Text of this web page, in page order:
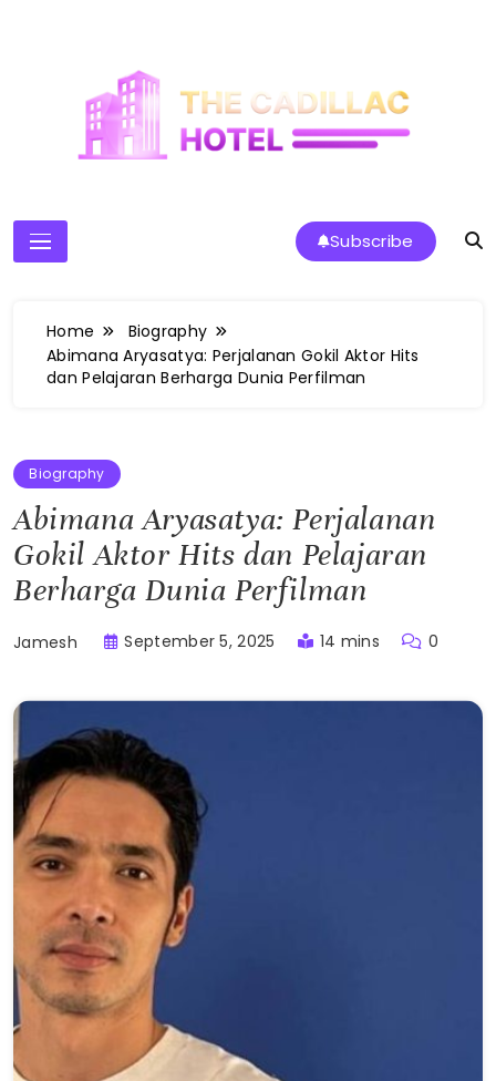
The Cadillac Hotel
Subscribe
Home
Biography
Abimana Aryasatya: Perjalanan Gokil Aktor Hits
dan Pelajaran Berharga Dunia Perfilman
Biography
Abimana Aryasatya: Perjalanan
Gokil Aktor Hits dan Pelajaran
Berharga Dunia Perfilman
Jamesh September 5, 2025 14 mins 0